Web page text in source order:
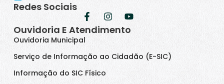
Redes Sociais
Ouvidoria E Atendimento
Ouvidoria Municipal
Serviço de Informação ao Cidadão (E-SIC)
Informação do SIC Físico